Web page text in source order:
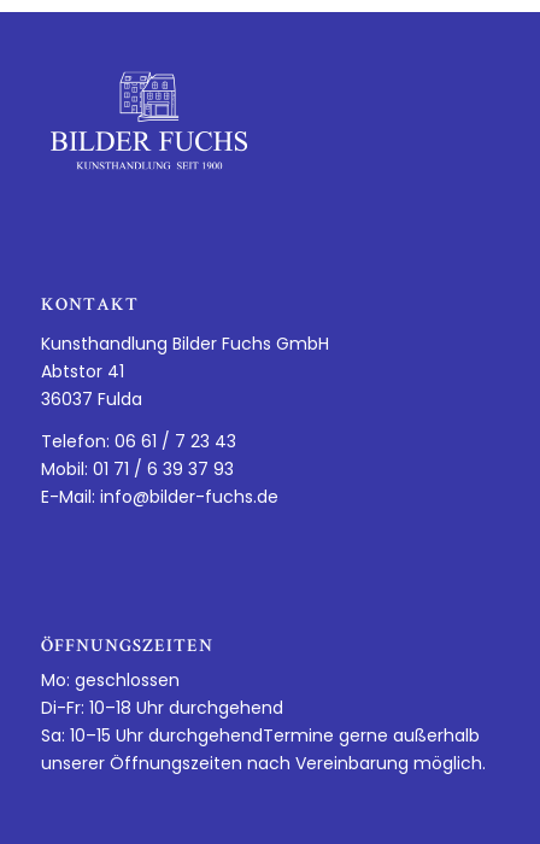
KONTAKT
Kunsthandlung Bilder Fuchs GmbH
Abtstor 41
36037 Fulda
Telefon: 06 61 / 7 23 43
Mobil: 01 71 / 6 39 37 93
E-Mail: info@bilder-fuchs.de
ÖFFNUNGSZEITEN
Mo: geschlossen
Di-Fr: 10–18 Uhr durchgehend
Sa: 10–15 Uhr durchgehendTermine gerne außerhalb
unserer Öffnungszeiten nach Vereinbarung möglich.